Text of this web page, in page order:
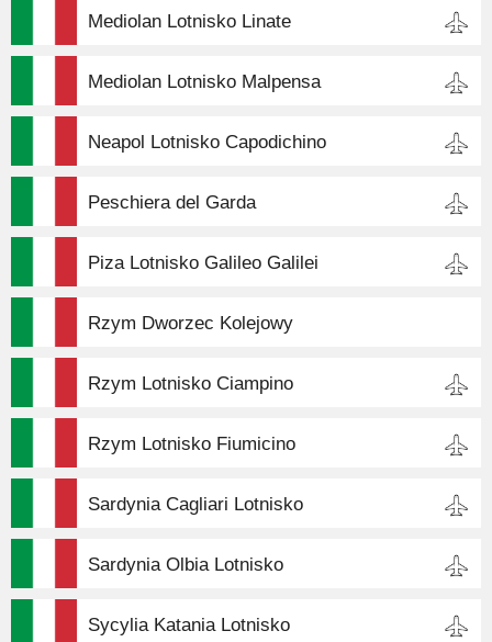
Mediolan Lotnisko Linate
Mediolan Lotnisko Malpensa
Neapol Lotnisko Capodichino
Peschiera del Garda
Piza Lotnisko Galileo Galilei
Rzym Dworzec Kolejowy
Rzym Lotnisko Ciampino
Rzym Lotnisko Fiumicino
Sardynia Cagliari Lotnisko
Sardynia Olbia Lotnisko
Sycylia Katania Lotnisko